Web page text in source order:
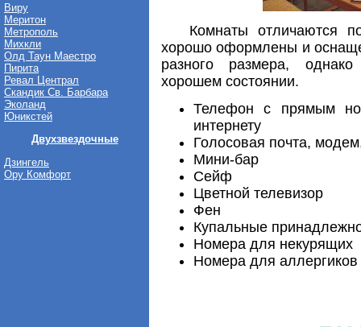
Виру
Меритон
Метрополь
Михкли
Олд Таун Маестро
Пирита
Ревал Централ
Скандик Св. Барбара
Эколанд
Юникстей
Двухзвездочные
Дзингель
Ору Комфорт
Комнаты отличаются
хорошо оформлены и
разного размера,
хорошем состоянии.
Телефон с прямым
интернету
Голосовая почта,
Мини-бар
Сейф
Цветной телевизор
Фен
Купальные
Номера для некурящих
Номера для аллергиков